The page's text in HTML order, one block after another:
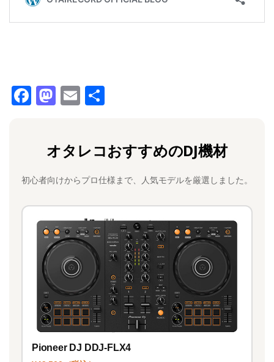
F
b
o
o
k
M
o
d
o
n
E
l
オタレコおすすめのDJ機材
初心者向けからプロ仕様まで、人気モデルを厳選しました。
Pioneer DJ DDJ-FLX4